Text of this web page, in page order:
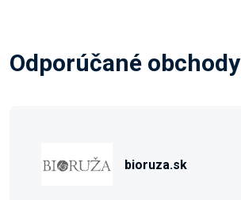
Odporúčané obchody
bioruza.sk